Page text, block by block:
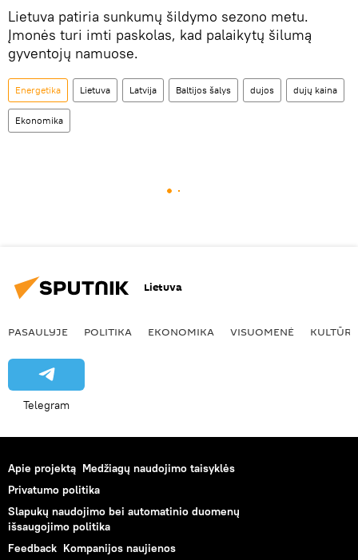
Lietuva patiria sunkumų šildymo sezono metu.
Įmonės turi imti paskolas, kad palaikytų šilumą
gyventojų namuose.
Energetika Lietuva Latvija Baltijos šalys dujos dujų kaina
Ekonomika
Lietuva
PASAULYJE POLITIKA EKONOMIKA VISUOMENĖ KULTŪRA
Telegram
Apie projektą Medžiagų naudojimo taisyklės
Privatumo politika
Slapukų naudojimo bei automatinio duomenų
išsaugojimo politika
Feedback Kompanijos naujienos